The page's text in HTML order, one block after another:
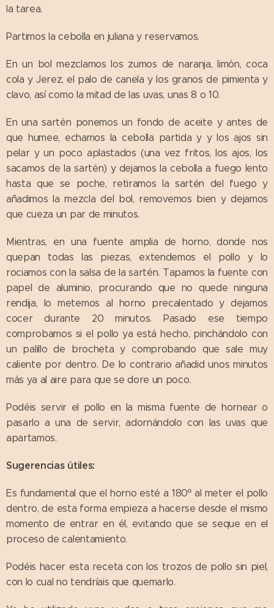
la tarea.
Partimos la cebolla en juliana y reservamos.
En un bol mezclamos los zumos de naranja, limón, coca
cola y Jerez, el palo de canela y los granos de pimienta y
clavo, así como la mitad de las uvas, unas 8 o 10.
En una sartén ponemos un fondo de aceite y antes de
que humee, echamos la cebolla partida y y los ajos sin
pelar y un poco aplastados (una vez fritos, los ajos, los
sacamos de la sartén) y dejamos la cebolla a fuego lento
hasta que se poche, retiramos la sartén del fuego y
añadimos la mezcla del bol, removemos bien y dejamos
que cueza un par de minutos.
Mientras, en una fuente amplia de horno, donde nos
quepan todas las piezas, extendemos el pollo y lo
rociamos con la salsa de la sartén. Tapamos la fuente con
papel de aluminio, procurando que no quede ninguna
rendija, lo metemos al horno precalentado y dejamos
cocer durante 20 minutos. Pasado ese tiempo
comprobamos si el pollo ya está hecho, pinchándolo con
un palillo de brocheta y comprobando que sale muy
caliente por dentro. De lo contrario añadid unos minutos
más ya al aire para que se dore un poco.
Podéis servir el pollo en la misma fuente de hornear o
pasarlo a una de servir, adornándolo con las uvas que
apartamos.
Sugerencias útiles:
Es fundamental que el horno esté a 180º al meter el pollo
dentro, de esta forma empieza a hacerse desde el mismo
momento de entrar en él, evitando que se seque en el
proceso de calentamiento.
Podéis hacer esta receta con los trozos de pollo sin piel,
con lo cual no tendríais que quemarlo.